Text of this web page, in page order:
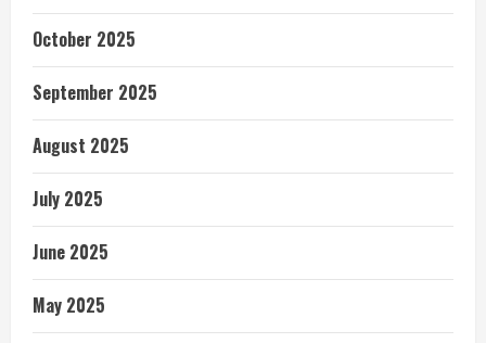
October 2025
September 2025
August 2025
July 2025
June 2025
May 2025